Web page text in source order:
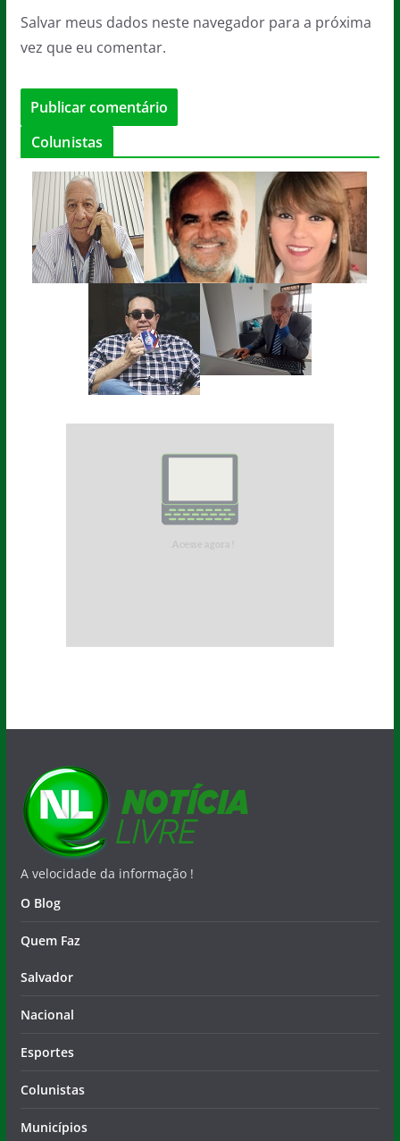
Salvar meus dados neste navegador para a próxima
vez que eu comentar.
Colunistas
A velocidade da informação !
O Blog
Quem Faz
Salvador
Nacional
Esportes
Colunistas
Municípios